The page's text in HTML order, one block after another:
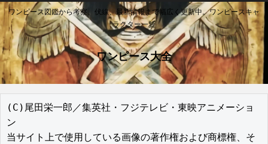
ワンピース図鑑から考察、伏線、最新情報まで幅広く更新中。ワンピースキャ
ラクター一覧
ワンピース大全
(C)尾田栄一郎／集英社・フジテレビ・東映アニメーショ
ン
当サイト上で使用している画像の著作権および商標権、そ